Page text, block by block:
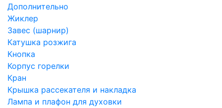
Дополнительно
Жиклер
Завес (шарнир)
Катушка розжига
Кнопка
Корпус горелки
Кран
Крышка рассекателя и накладка
Лампа и плафон для духовки